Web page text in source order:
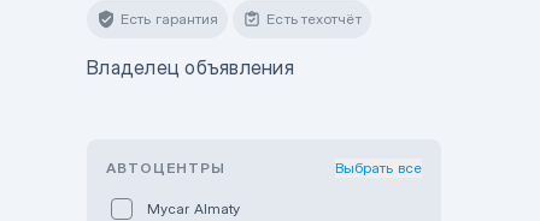
Есть гарантия Есть техотчёт
Владелец объявления
АВТОЦЕНТРЫ Выбрать все
Mycar Almaty